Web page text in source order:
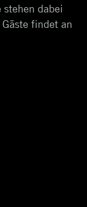
stehen dabei
findet an